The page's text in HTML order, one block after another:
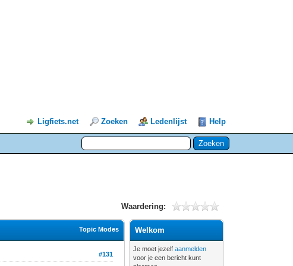
Ligfiets.net Zoeken Ledenlijst Help
Waardering:
Topic Modes
#131
Welkom
Je moet jezelfaanmelden
voor je een bericht kunt